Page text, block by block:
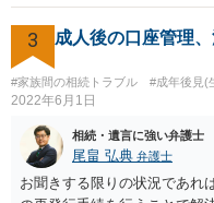
ります。 もし、主張したい
資料を持っているようであ
し、お姉さんに見られたくな
望に関する申出書」と共に提
いた方が良い事と書かない方
立ての趣旨」のところに書い
ば、まずそれを書くとよいで
なぜ調停を申し立てたのか(
決裂した、など)や亡くなった
3 成人後の口座管理
#家族間の相続トラブル #成年後見(
2022年6月1日
相続・遺言に強い弁護士
尾畠 弘典 弁護士
お聞きする限りの状況であれ